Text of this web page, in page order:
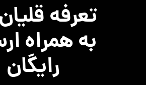
تعرفه
به همراه
رایگان